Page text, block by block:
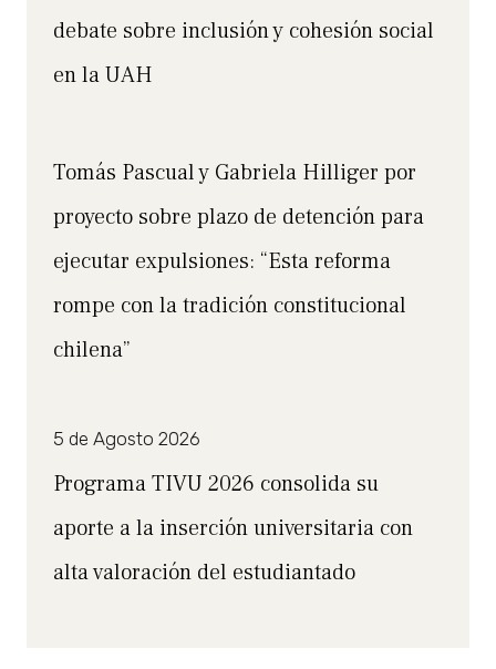
debate sobre inclusión y cohesión social
en la UAH
Tomás Pascual y Gabriela Hilliger por
proyecto sobre plazo de detención para
ejecutar expulsiones: “Esta reforma
rompe con la tradición constitucional
chilena”
5 de Agosto 2026
Programa TIVU 2026 consolida su
aporte a la inserción universitaria con
alta valoración del estudiantado